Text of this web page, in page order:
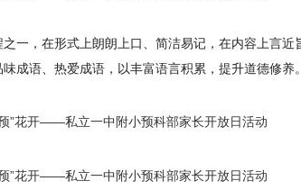
一，在形式上朗朗上口、简洁易记，在内容上言
成语、热爱成语，以丰富语言积累，提升道德修养。